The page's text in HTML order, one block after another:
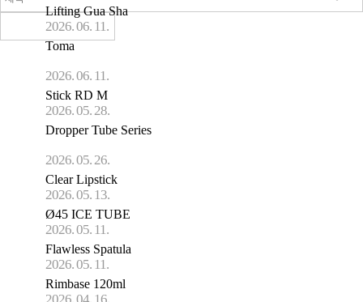
Lifting Gua Sha
2026. 06. 11.
Toma
2026. 06. 11.
Stick RD M
2026. 05. 28.
Dropper Tube Series
2026. 05. 26.
Clear Lipstick
2026. 05. 13.
Ø45 ICE TUBE
2026. 05. 11.
Flawless Spatula
2026. 05. 11.
Rimbase 120ml